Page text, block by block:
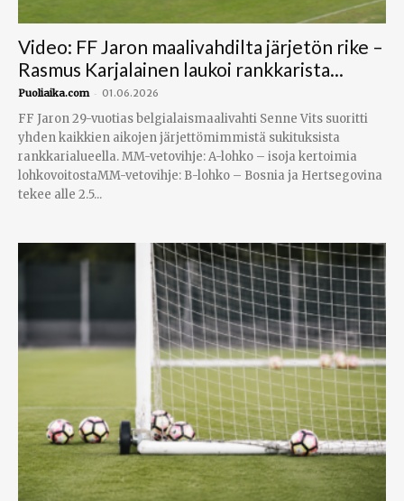
Video: FF Jaron maalivahdilta järjetön rike –
Rasmus Karjalainen laukoi rankkarista...
Puoliaika.com - 01.06.2026
FF Jaron 29-vuotias belgialaismaalivahti Senne Vits suoritti
yhden kaikkien aikojen järjettömimmistä sukituksista
rankkarialueella. MM-vetovihje: A-lohko – isoja kertoimia
lohkovoitostaMM-vetovihje: B-lohko – Bosnia ja Hertsegovina
tekee alle 2.5...